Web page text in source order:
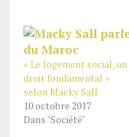
« Le logement social, un
droit fondamental »
selon Macky Sall
10 octobre 2017
Dans "Société"